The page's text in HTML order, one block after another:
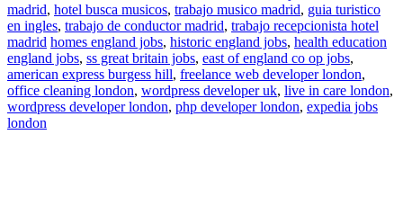
madrid, hotel busca musicos, trabajo musico madrid, guia turistico
en ingles, trabajo de conductor madrid, trabajo recepcionista hotel
madrid homes england jobs, historic england jobs, health education
england jobs, ss great britain jobs, east of england co op jobs,
american express burgess hill, freelance web developer london,
office cleaning london, wordpress developer uk, live in care london,
wordpress developer london, php developer london, expedia jobs
london